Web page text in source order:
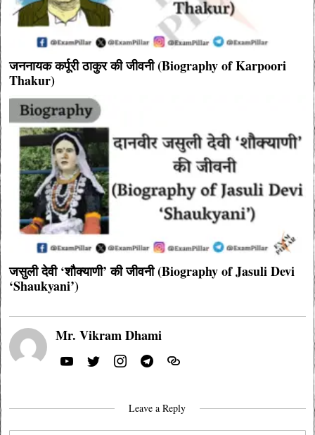
जननायक कर्पूरी ठाकुर की जीवनी (Biography of Karpoori
Thakur)
जसुली देवी ‘शौक्याणी’ की जीवनी (Biography of Jasuli Devi
‘Shaukyani’)
Mr. Vikram Dhami
Leave a Reply